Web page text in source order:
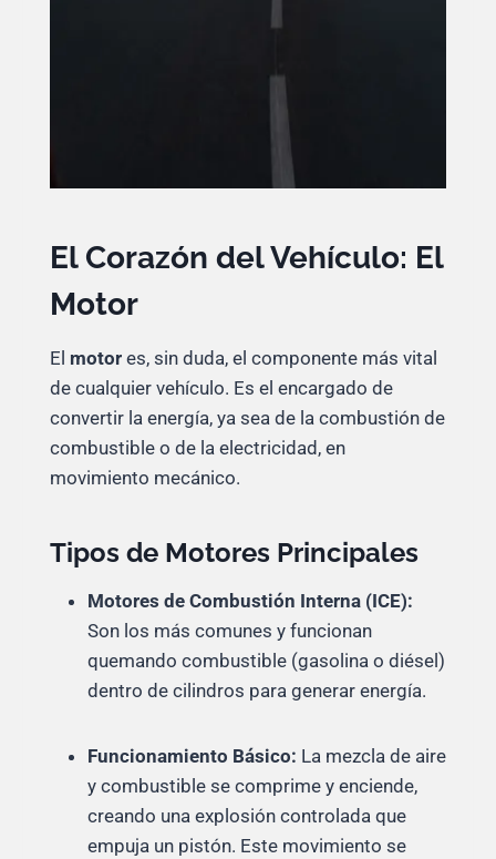
El Corazón del Vehículo: El
Motor
El motores, sin duda, el componente más vital
de cualquier vehículo. Es el encargado de
convertir la energía, ya sea de la combustión de
combustible o de la electricidad, en
movimiento mecánico.
Tipos de Motores Principales
Motores de Combustión Interna (ICE):
Son los más comunes y funcionan
quemando combustible (gasolina o diésel)
dentro de cilindros para generar energía.
Funcionamiento Básico: La mezcla de aire
y combustible se comprime y enciende,
creando una explosión controlada que
empuja un pistón. Este movimiento se